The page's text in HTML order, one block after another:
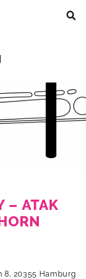
– ATAK
8, 20355 Hamburg